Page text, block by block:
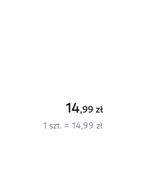
14,99 zł
1 szt. = 14,99 zł